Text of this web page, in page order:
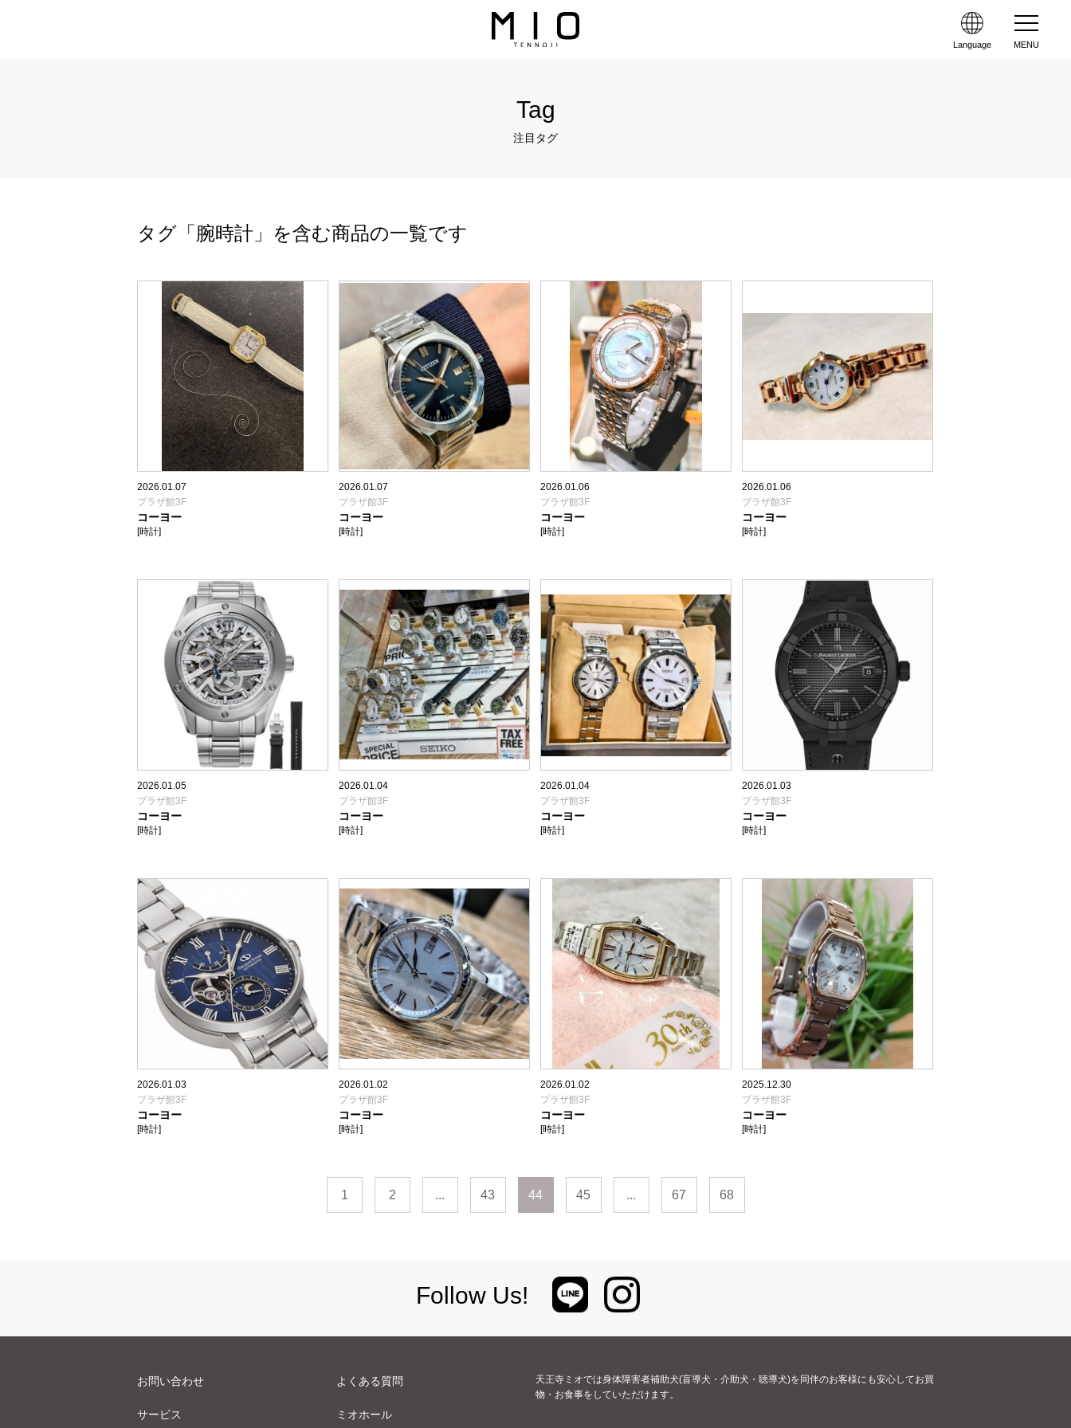
Language MENU
Tag
注目タグ
タグ「腕時計」を含む商品の一覧です
2026.01.07
プラザ館3F
コーヨー
[時計]
2026.01.07
プラザ館3F
コーヨー
[時計]
2026.01.06
プラザ館3F
コーヨー
[時計]
2026.01.06
プラザ館3F
コーヨー
[時計]
2026.01.05
プラザ館3F
コーヨー
[時計]
2026.01.04
プラザ館3F
コーヨー
[時計]
2026.01.04
プラザ館3F
コーヨー
[時計]
2026.01.03
プラザ館3F
コーヨー
[時計]
2026.01.03
プラザ館3F
コーヨー
[時計]
2026.01.02
プラザ館3F
コーヨー
[時計]
2026.01.02
プラザ館3F
コーヨー
[時計]
2025.12.30
プラザ館3F
コーヨー
[時計]
1 2 ... 43 44 45 ... 67 68
Follow Us!
お問い合わせ よくある質問
サービス ミオホール
天王寺ミオでは身体障害者補助犬(盲導犬・介助犬・聴導犬)を同伴のお客様にも安心してお買
物・お食事をしていただけます。